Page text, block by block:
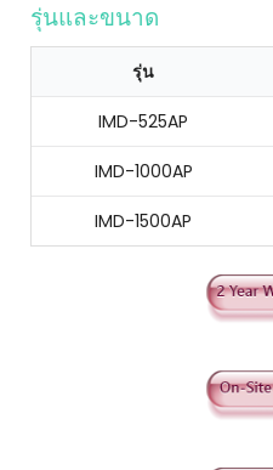
รุ่นและขนาด
รุ่น
IMD-525AP
IMD-1000AP
IMD-1500AP